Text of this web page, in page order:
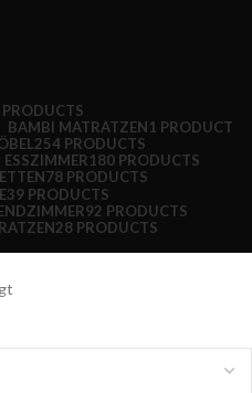
BAMBI MATRATZEN1 PRODUCT
254 PRODUCTS
ESSZIMMER 180 PRODUCTS
78 PRODUCTS
39 PRODUCTS
92 PRODUCTS
28 PRODUCTS